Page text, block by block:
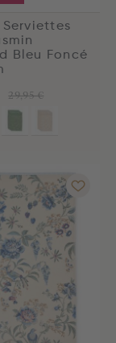
Bleu Foncé
29,95 €